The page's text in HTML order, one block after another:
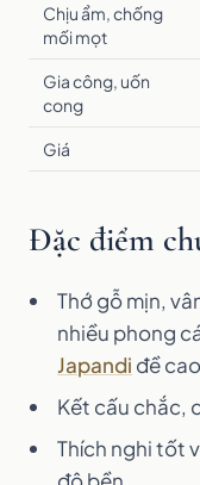
Chịu ẩm, chống
mối mọt
Gia công, uốn
cong
Giá
Đặc điểm
Thớ gỗ mịn,
nhiều phong
Japandi đề
Kết cấu chắc,
Thích nghi tốt